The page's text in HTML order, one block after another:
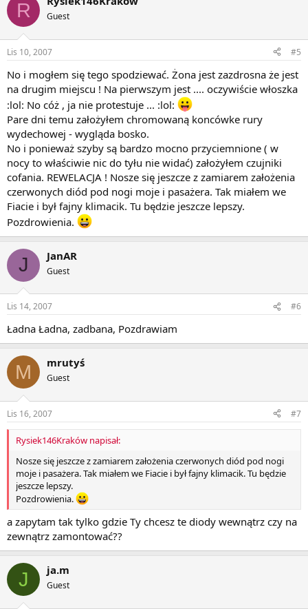
R Guest
Lis 10, 2007 #5
No i mogłem się tego spodziewać. Żona jest zazdrosna że jest
na drugim miejscu ! Na pierwszym jest .... oczywiście włoszka
:lol: No cóż , ja nie protestuje ... :lol:
Pare dni temu założyłem chromowaną koncówke rury
wydechowej - wygląda bosko.
No i ponieważ szyby są bardzo mocno przyciemnione ( w
nocy to właściwie nic do tyłu nie widać) założyłem czujniki
cofania. REWELACJA ! Nosze się jeszcze z zamiarem założenia
czerwonych diód pod nogi moje i pasażera. Tak miałem we
Fiacie i był fajny klimacik. Tu będzie jeszcze lepszy.
Pozdrowienia.
J JanAR
Guest
Lis 14, 2007 #6
Ładna Ładna, zadbana, Pozdrawiam
M mrutyś
Guest
Lis 16, 2007 #7
Rysiek146Kraków napisał:
Nosze się jeszcze z zamiarem założenia czerwonych diód pod nogi
moje i pasażera. Tak miałem we Fiacie i był fajny klimacik. Tu będzie
jeszcze lepszy.
Pozdrowienia.
a zapytam tak tylko gdzie Ty chcesz te diody wewnątrz czy na
zewnątrz zamontować??
J ja.m
Guest